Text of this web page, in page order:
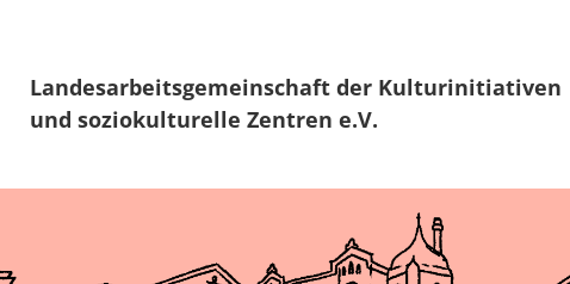
Landesarbeitsgemeinschaft der Kulturinitiativen
und soziokulturelle Zentren e.V.